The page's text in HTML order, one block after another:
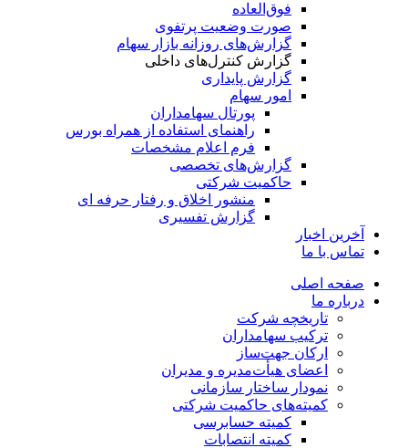
فوق‌العاده
صورت وضعیت پرتفوی
گزارش‌های روزانه بازار سهام
گزارش کنترل‌های داخلی
گزارش پایداری
امور سهام
پورتال سهامداران
راهنمای استفاده از همراه بورس
فرم اعلام مشخصات
گزارش‌های تخصصی
حاکمیت شرکتی
منشور اخلاق و رفتار حرفه­ ای
گزارش تفسیری
آخرین اخبار
تماس با ما
صفحه اصلی
درباره ما
تاریخچه شرکت
ترکیب سهامداران
ارکان جهت‌ساز
اعضای هیأت‌مدیره و مدیران
نمودار ساختار سازمانی
کمیته‌های حاکمیت شرکتی
کمیته حسابرسی
کمیته انتصابات